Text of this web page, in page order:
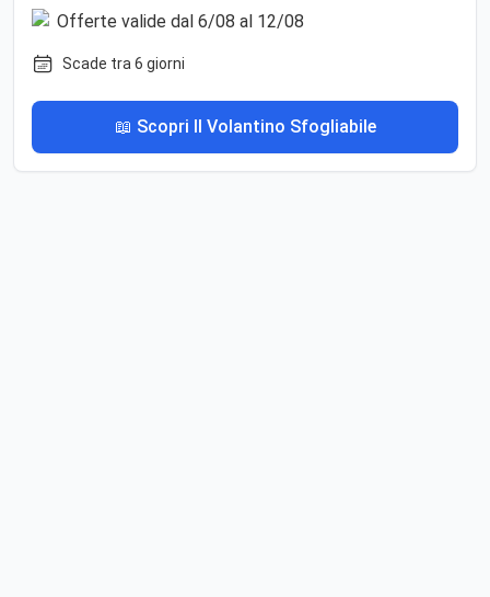
Scade tra 6 giorni
📖 Scopri Il Volantino Sfogliabile